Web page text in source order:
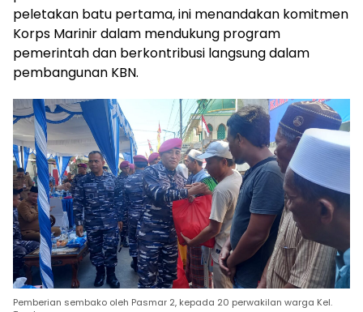
peletakan batu pertama, ini menandakan komitmen
Korps Marinir dalam mendukung program
pemerintah dan berkontribusi langsung dalam
pembangunan KBN.
Pemberian sembako oleh Pasmar 2, kepada 20 perwakilan warga Kel.